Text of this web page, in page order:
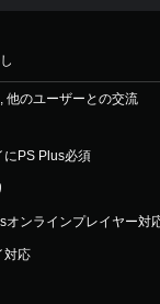
他のユーザーとの交流
にPS Plus必須
オンラインプレイヤー対
対応